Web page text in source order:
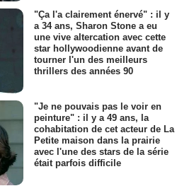
"Ça l'a clairement énervé" : il y
a 34 ans, Sharon Stone a eu
une vive altercation avec cette
star hollywoodienne avant de
tourner l'un des meilleurs
thrillers des années 90
"Je ne pouvais pas le voir en
peinture" : il y a 49 ans, la
cohabitation de cet acteur de La
Petite maison dans la prairie
avec l'une des stars de la série
était parfois difficile